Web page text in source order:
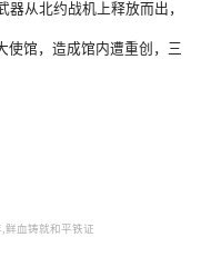
从北约战机上释放而出，
使馆，造成馆内遭重创，三
鲜血铸就和平铁证